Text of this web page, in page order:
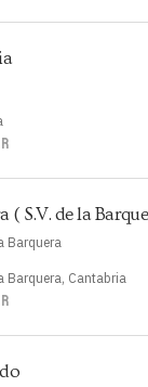
( S.V. de la
Barquera
Barquera, Cantabria